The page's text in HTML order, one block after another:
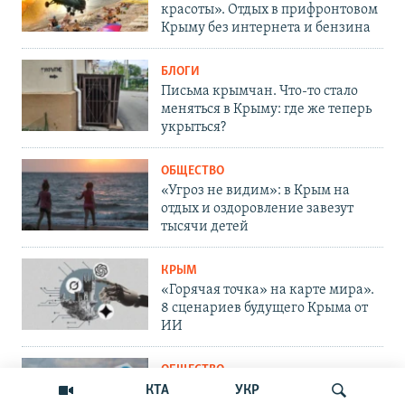
КТА УКР
красоты». Отдых в прифронтовом
Крыму без интернета и бензина
БЛОГИ
Письма крымчан. Что-то стало
меняться в Крыму: где же теперь
укрыться?
ОБЩЕСТВО
«Угроз не видим»: в Крым на
отдых и оздоровление завезут
тысячи детей
КРЫМ
«Горячая точка» на карте мира».
8 сценариев будущего Крыма от
ИИ
ОБЩЕСТВО
Блокирование Telegram. Как